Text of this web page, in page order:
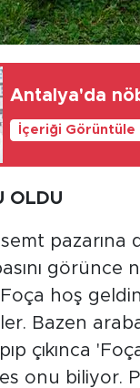
İçeriği Görüntüle
OLDU
görünce
hoş
Bazen
çıkınca
onu biliyor.